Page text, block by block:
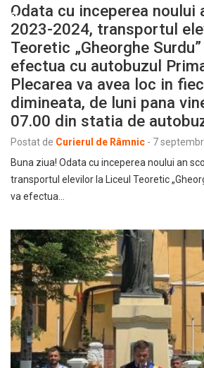
Odata cu inceperea noului
2023-2024, transportul
Teoretic „Gheorghe
efectua cu autobuzul
Plecarea va avea loc in
dimineata, de luni pana
07.00 din statia de
Postat de Curierul de Râmnic - 7
Buna ziua! Odata cu inceperea noului an
transportul elevilor la Liceul Teoretic
va efectua…